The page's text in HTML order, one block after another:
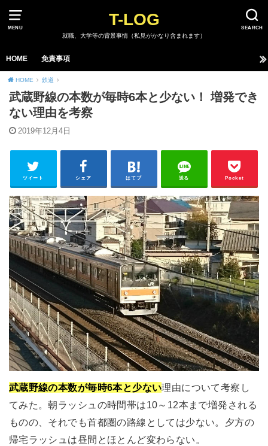
MENU SEARCH
T-LOG
就職、大学等の背景事情（私見がかなり含まれます）
HOME 免責事項
HOME 鉄道
武蔵野線の本数が毎時6本と少ない！ 増発でき
ない理由を考察
2019年12月4日
ツイート シェア はてブ 送る Pocket
武蔵野線の本数が毎時6本と少ない理由について考察し
てみた。朝ラッシュの時間帯は10～12本まで増発される
ものの、それでも首都圏の路線としては少ない。夕方の
帰宅ラッシュは昼間とほとんど変わらない。